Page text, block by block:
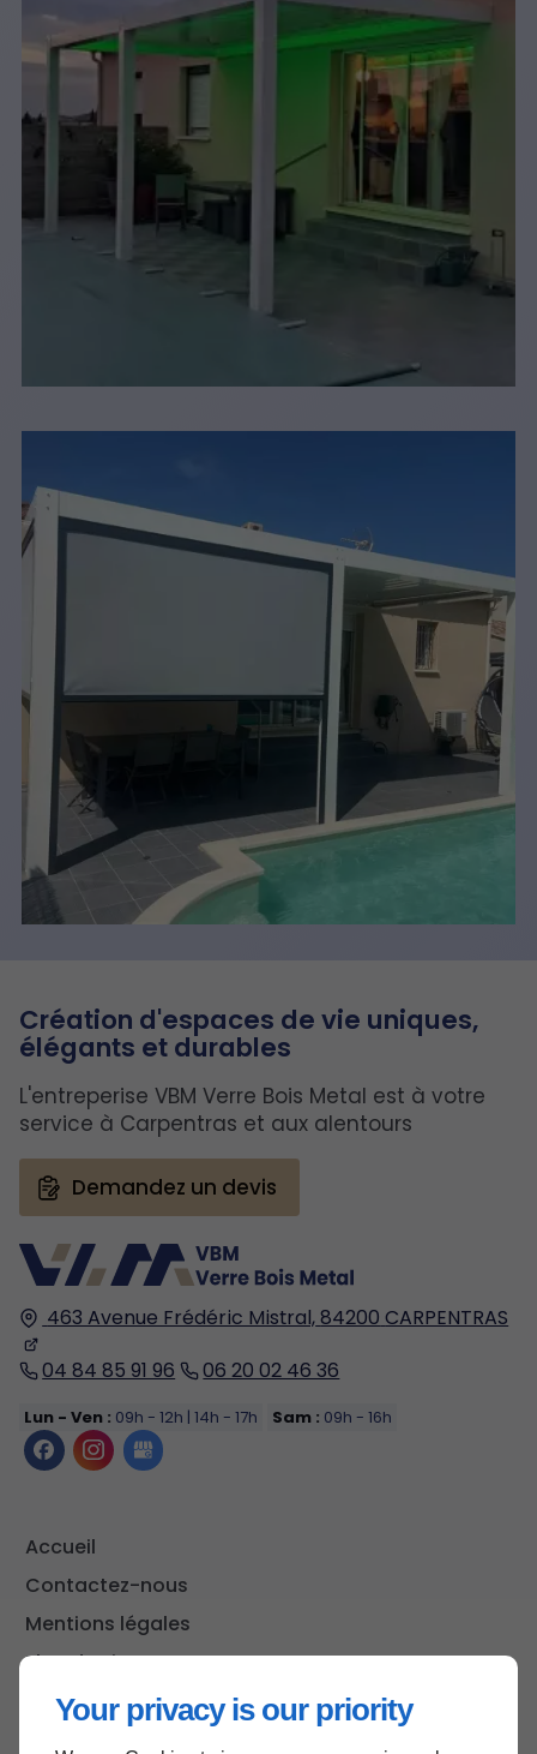
Your privacy is our priority
463 Avenue Frédéric Mistral,84200 CARPENTRAS
04 84 85 91 96
06 20 02 46 36
Lun - Ven : 09h - 12h | 14h - 17h Sam : 09h - 16h
Accueil
Contactez-nous
Mentions légales
Plan du site
Création d'espaces de vie uniques,
élégants et durables
L'entreperise VBM Verre Bois Metal est à votre
service à Carpentras et aux alentours
Demandez un devis